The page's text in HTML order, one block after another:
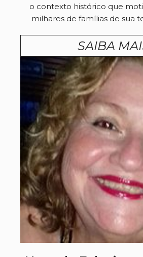
o contexto histórico que
milhares de famílias de sua
SAIBA